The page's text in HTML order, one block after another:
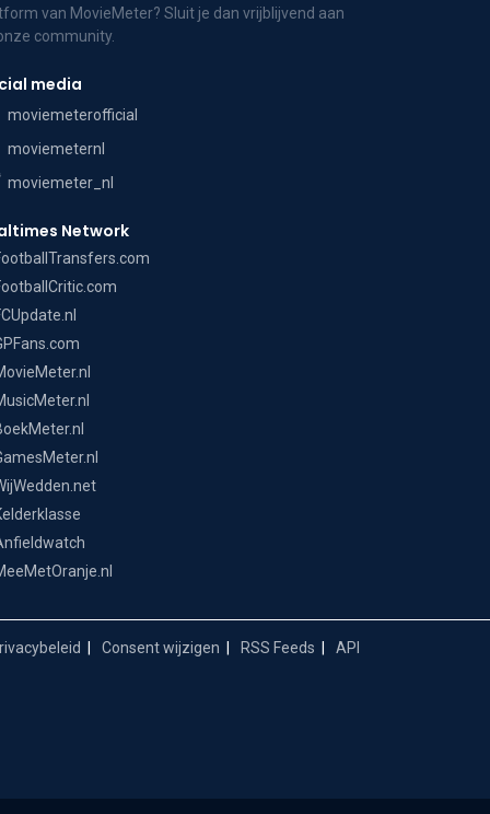
van MovieMeter? Sluit je dan vrijblijvend aan
community.
media
moviemeterofficial
moviemeternl
moviemeter_nl
Network
Consent wijzigen RSS Feeds API